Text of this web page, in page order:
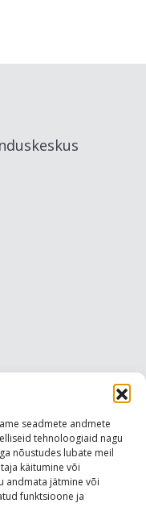
seadmete andmete
tehnoloogiaid nagu
nõustudes lubate meil
käitumine või
andmata jätmine või
funktsioone ja